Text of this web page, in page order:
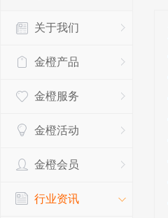
关于调整存量首套住房贷款利率的公告
关于我们
金橙产品
金橙服务
金橙活动
金橙会员
行业资讯